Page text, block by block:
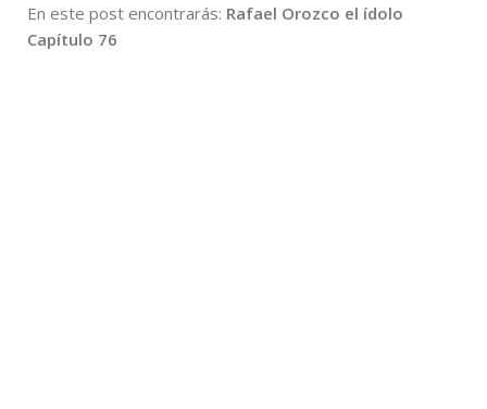
En este post encontrarás: Rafael Orozco el ídolo
Capítulo 76